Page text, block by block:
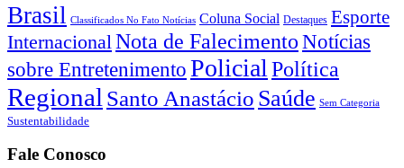
Brasil Classificados No Fato Notícias Coluna Social Destaques Esporte
Internacional Nota de FalecimentoNotícias
sobre EntretenimentoPolicial Política
Regional Santo Anastácio Saúde Sem Categoria
Sustentabilidade
Fale Conosco